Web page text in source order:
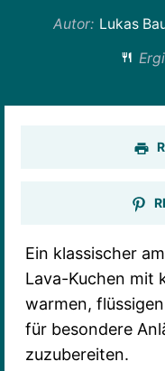
Autor: Lukas
Ein klassischer
Lava-Kuchen mit
warmen,
für besondere
zuzubereiten.